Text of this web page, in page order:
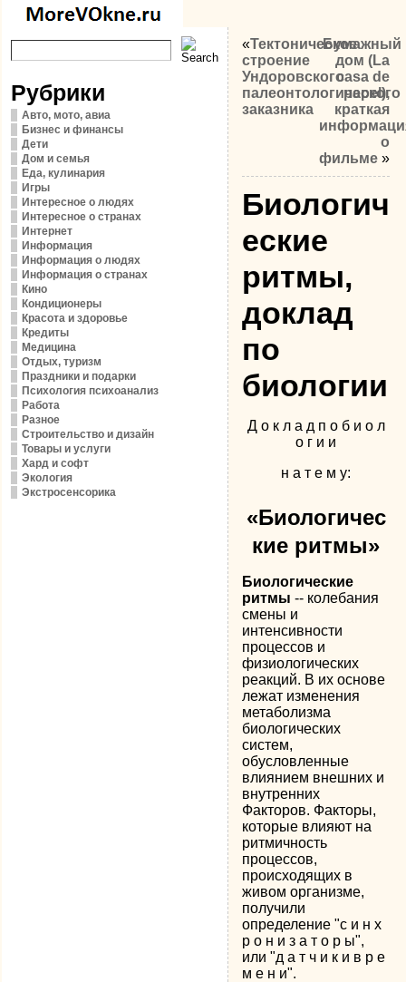
Рубрики
Авто, мото, авиа
Бизнес и финансы
Дети
Дом и семья
Еда, кулинария
Игры
Интересное о людях
Интересное о странах
Интернет
Информация
Информация о людях
Информация о странах
Кино
Кондиционеры
Красота и здоровье
Кредиты
Медицина
Отдых, туризм
Праздники и подарки
Психология психоанализ
Работа
Разное
Строительство и дизайн
Товары и услуги
Хард и софт
Экология
Экстросенсорика
«Тектоническое
строение
Ундоровского
палеонтологического
заказника
Бумажный
дом (La
casa de
papel),
краткая
о
фильме »
Биологич
еские
ритмы,
доклад
по
биологии
Д о к л а д п о б и о л
о г и и
н а т е м у:
«Биологичес
кие ритмы»
Биологические
ритмы -- колебания
смены и
интенсивности
процессов и
физиологических
реакций. В их основе
лежат изменения
метаболизма
биологических
систем,
обусловленные
влиянием внешних и
внутренних
Факторов. Факторы,
которые влияют на
ритмичность
процессов,
происходящих в
живом организме,
получили
определение "с и н х
р о н и з а т о р ы",
или "д а т ч и к и в р е
м е н и".